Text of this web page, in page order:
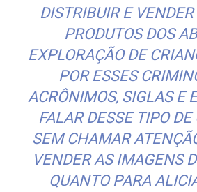
DISTRIBUIR E
PRODUTOS DOS
EXPLORAÇÃO DE
POR ESSES
ACRÔNIMOS, SIGLAS E
FALAR DESSE TIPO DE
SEM CHAMAR
VENDER AS IMAGENS
QUANTO PARA